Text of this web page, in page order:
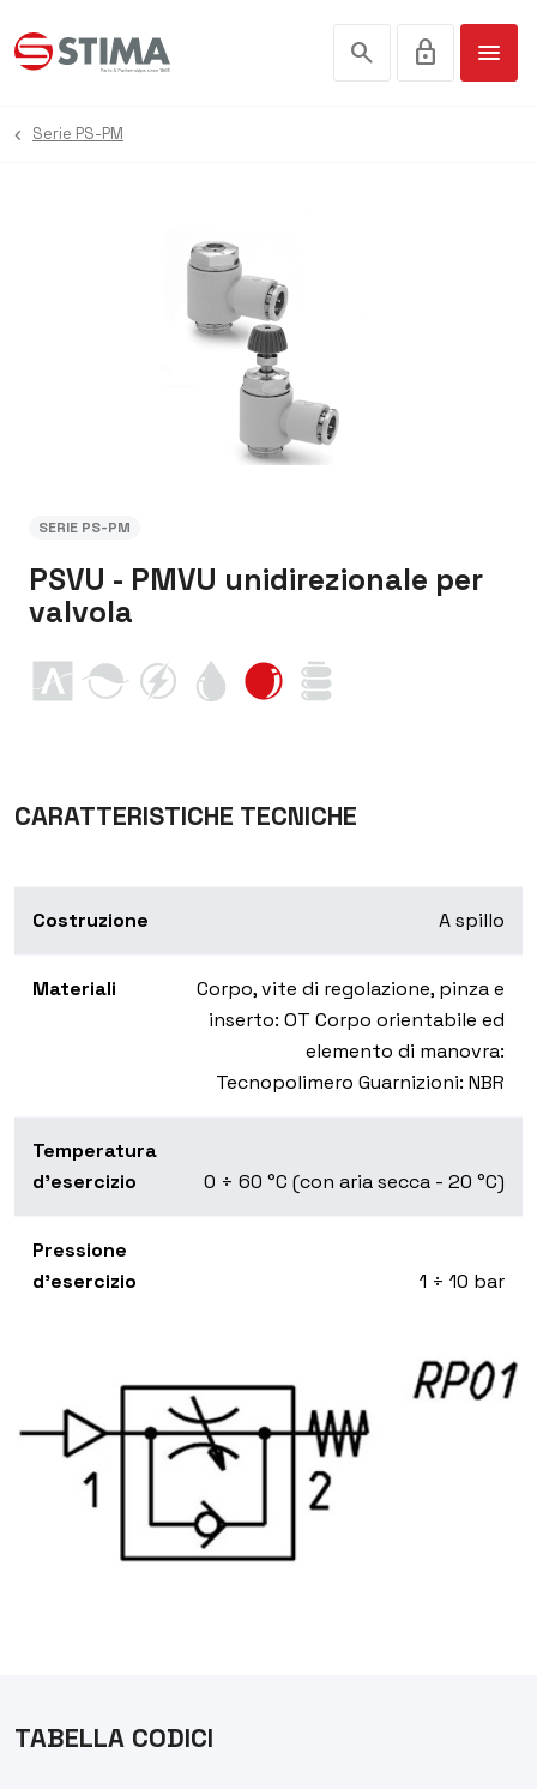
search lock menu
Serie PS-PM
SERIE PS-PM
PSVU - PMVU unidirezionale per
valvola
CARATTERISTICHE TECNICHE
Costruzione A spillo
Materiali
Corpo, vite di regolazione, pinza e
inserto: OT Corpo orientabile ed
elemento di manovra:
Tecnopolimero Guarnizioni: NBR
Temperatura
d'esercizio
0 ÷ 60 °C (con aria secca - 20 °C)
Pressione
d'esercizio
1 ÷ 10 bar
TABELLA CODICI